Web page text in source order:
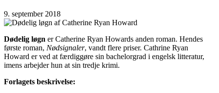
9. september 2018
Dødelig løgn er Catherine Ryan Howards anden roman. Hendes
første roman, Nødsignaler, vandt flere priser. Cathrine Ryan
Howard er ved at færdiggøre sin bachelorgrad i engelsk litteratur,
imens arbejder hun at sin tredje krimi.
Forlagets beskrivelse: